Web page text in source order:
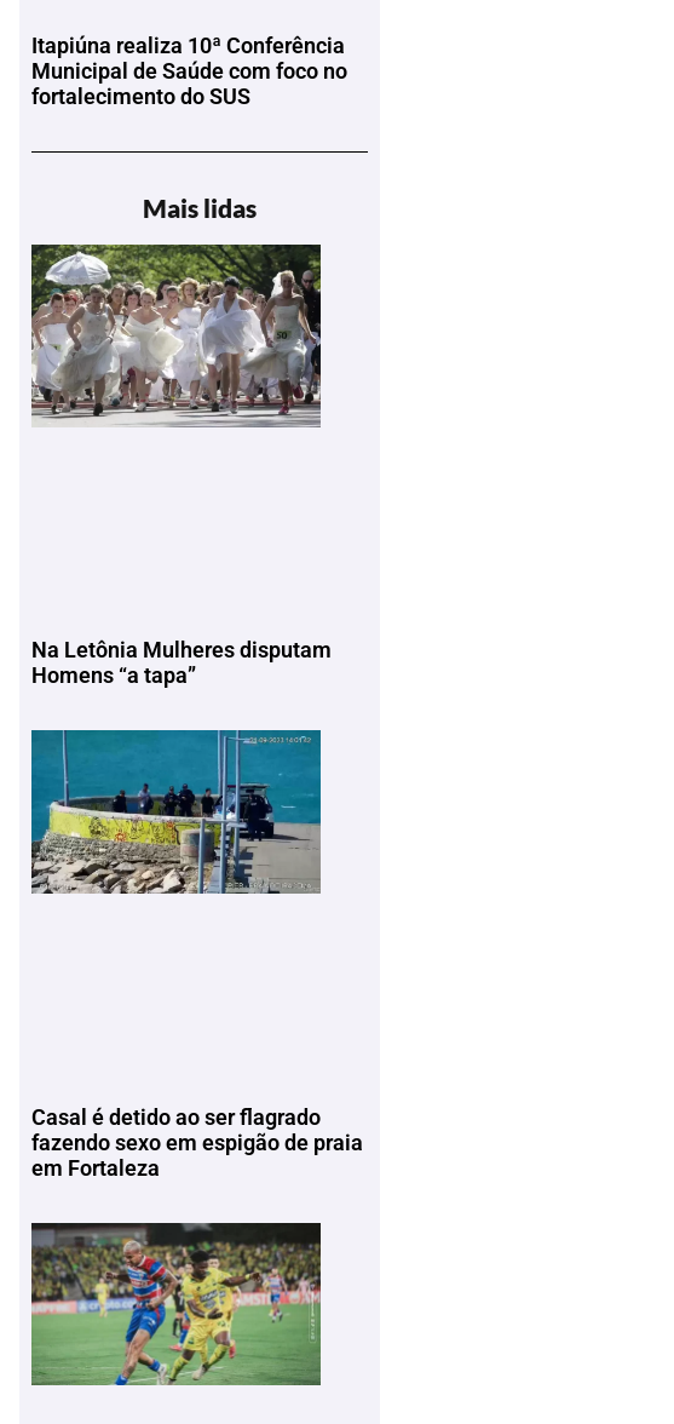
Itapiúna realiza 10ª Conferência
Municipal de Saúde com foco no
fortalecimento do SUS
Mais lidas
Na Letônia Mulheres disputam
Homens “a tapa”
Casal é detido ao ser flagrado
fazendo sexo em espigão de praia
em Fortaleza